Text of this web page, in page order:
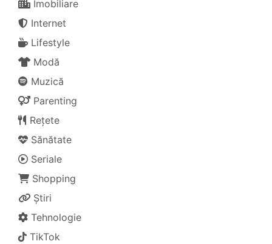
Imobiliare
Internet
Lifestyle
Modă
Muzică
Parenting
Rețete
Sănătate
Seriale
Shopping
Știri
Tehnologie
TikTok